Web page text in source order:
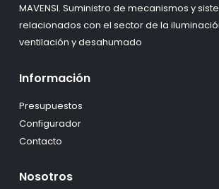
MAVENSI. Suministro de mecanismos y
relacionados con el sector de la
ventilación y desahumado
Información
Presupuestos
Configurador
Contacto
Nosotros